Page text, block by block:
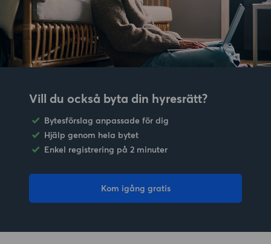
Vill du också byta din hyresrätt?
Bytesförslag anpassade för dig
Hjälp genom hela bytet
Enkel registrering på 2 minuter
Kom igång gratis